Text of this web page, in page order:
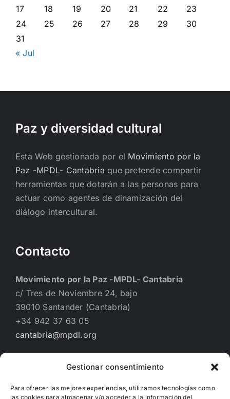
Gestionar consentimiento
Para ofrecer las mejores experiencias, utilizamos tecnologías como
las cookies para almacenar y/o acceder a la información del
17
18 19 20 21 22
23
24
25 26 27 28 29
30
31
« Jul
Paz y diversidad cultural
Esta Web gestionada por el Movimiento por la
Paz -MPDL- Cantabria que pretende compartir
herramientas que dotarán a las personas para
actuar como agentes de dinamización del
diálogo intercultural.
Contacto
Movimiento por la Paz -MPDL- Cantabria
c/ Tres de Noviembre 24, bajo
39010 Santander (Cantabria)
+34 942 37 63 05
cantabria@mpdl.org
Financiado por